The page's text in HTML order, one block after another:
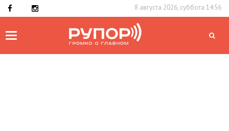
8 августа 2026, суббота 14:56
Toggle